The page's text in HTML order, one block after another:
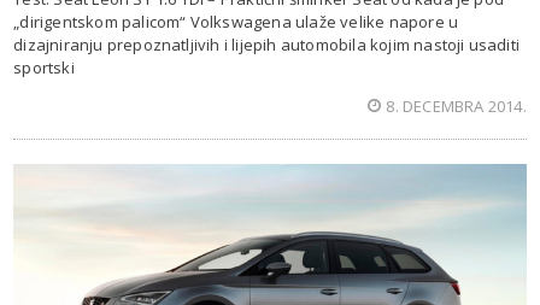
„dirigentskom palicom“ Volkswagena ulaže velike napore u
dizajniranju prepoznatljivih i lijepih automobila kojim nastoji usaditi
sportski
8. DECEMBRA 2014.